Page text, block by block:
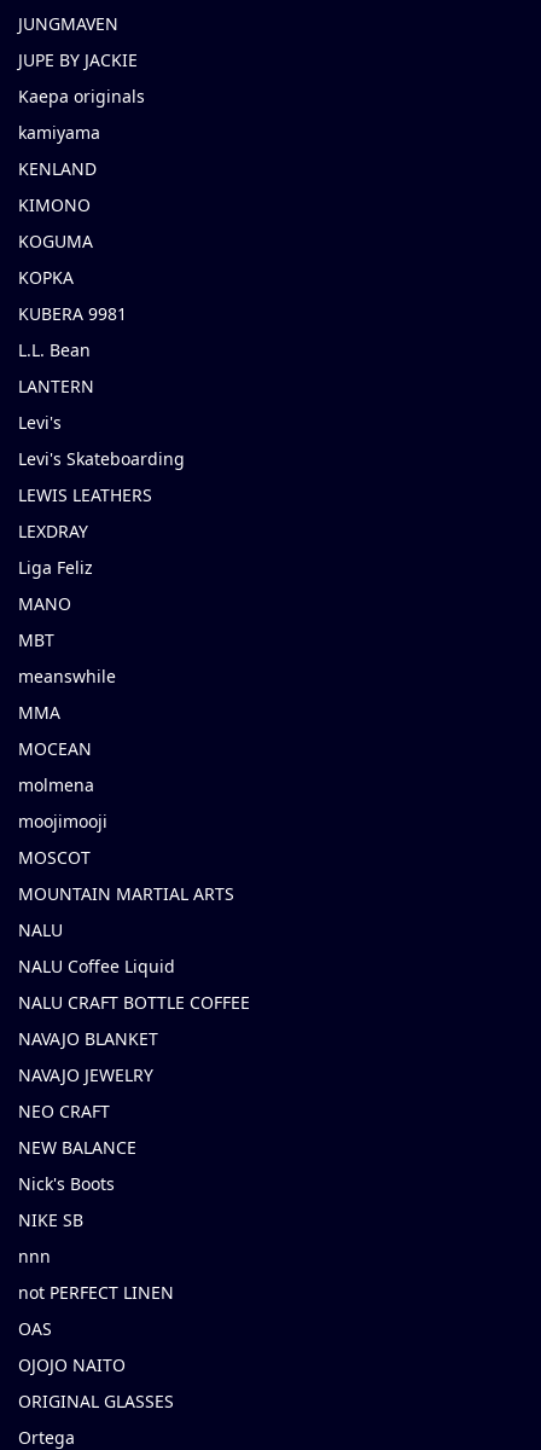
JUNGMAVEN
JUPE BY JACKIE
Kaepa originals
kamiyama
KENLAND
KIMONO
KOGUMA
KOPKA
KUBERA 9981
L.L. Bean
LANTERN
Levi's
Levi's Skateboarding
LEWIS LEATHERS
LEXDRAY
Liga Feliz
MANO
MBT
meanswhile
MMA
MOCEAN
molmena
moojimooji
MOSCOT
MOUNTAIN MARTIAL ARTS
NALU
NALU Coffee Liquid
NALU CRAFT BOTTLE COFFEE
NAVAJO BLANKET
NAVAJO JEWELRY
NEO CRAFT
NEW BALANCE
Nick's Boots
NIKE SB
nnn
not PERFECT LINEN
OAS
OJOJO NAITO
ORIGINAL GLASSES
Ortega